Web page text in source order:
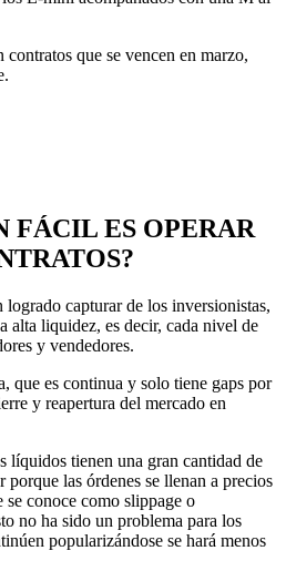
que se vencen en marzo,
FÁCIL ES OPERAR
logrado capturar de los inversionistas,
alta liquidez, es decir, cada nivel de
y vendedores.
que es continua y solo tiene gaps por
y reapertura del mercado en
líquidos tienen una gran cantidad de
porque las órdenes se llenan a precios
conoce como slippage o
no ha sido un problema para los
popularizándose se hará menos